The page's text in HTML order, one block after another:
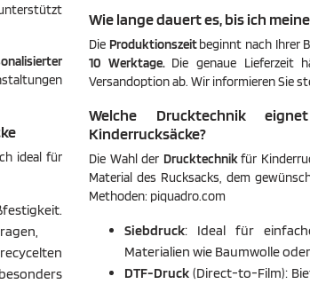
ideal für
Wie lange dauert es, bis ich
Die Produktionszeitbeginnt nach Ihrer
10 Werktage. Die genaue Lieferzeit
Versandoption ab. Wir informieren Sie
Welche Drucktechnik
Kinderrucksäcke?
Die Wahl der Drucktechnikfür
Material des Rucksacks, dem
Methoden:​ piquadro.com
Siebdruck: Ideal für
Materialien wie Baumwolle
DTF-Druck (Direct-to-Film):